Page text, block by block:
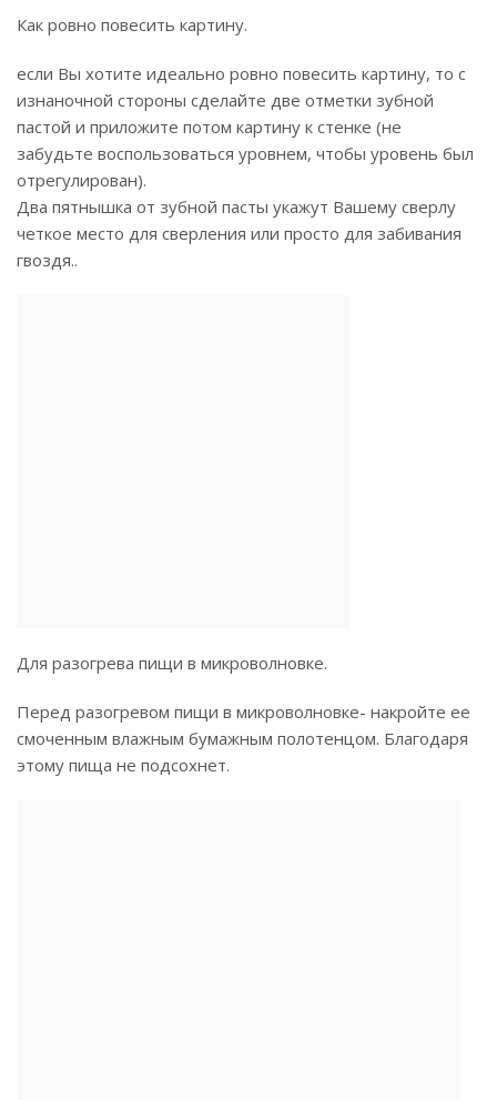
Как ровно повесить картину.
если Вы хотите идеально ровно повесить картину, то с
изнаночной стороны сделайте две отметки зубной
пастой и приложите потом картину к стенке (не
забудьте воспользоваться уровнем, чтобы уровень был
отрегулирован).
Два пятнышка от зубной пасты укажут Вашему сверлу
четкое место для сверления или просто для забивания
гвоздя..
Для разогрева пищи в микроволновке.
Перед разогревом пищи в микроволновке- накройте ее
смоченным влажным бумажным полотенцом. Благодаря
этому пища не подсохнет.